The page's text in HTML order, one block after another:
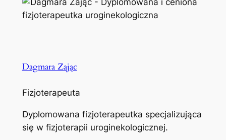
Dagmara Zając
Fizjoterapeuta
Dyplomowana fizjoterapeutka specjalizująca
się w fizjoterapii uroginekologicznej.